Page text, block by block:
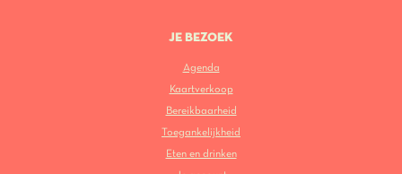
JE BEZOEK
Agenda
Kaartverkoop
Bereikbaarheid
Toegankelijkheid
Eten en drinken